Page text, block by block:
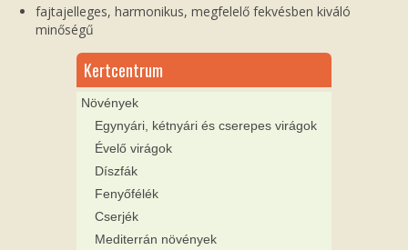
fajtajelleges, harmonikus, megfelelő fekvésben kiváló
minőségű
Kertcentrum
Növények
Egynyári, kétnyári és cserepes virágok
Évelő virágok
Díszfák
Fenyőfélék
Cserjék
Mediterrán növények